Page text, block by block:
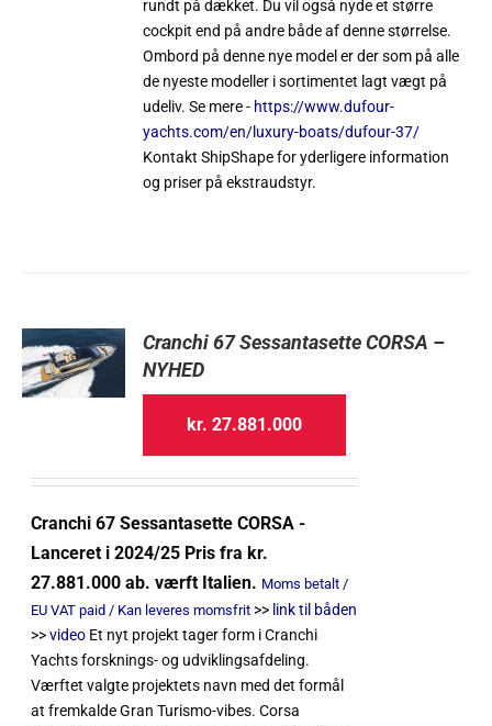
rundt på dækket. Du vil også nyde et større
cockpit end på andre både af denne størrelse.
Ombord på denne nye model er der som på alle
de nyeste modeller i sortimentet lagt vægt på
udeliv. Se mere - https://www.dufour-
yachts.com/en/luxury-boats/dufour-37/
Kontakt ShipShape for yderligere information
og priser på ekstraudstyr.
Cranchi 67 Sessantasette CORSA –
NYHED
kr. 27.881.000
Cranchi 67 Sessantasette CORSA -
Lanceret i 2024/25 Pris fra kr.
27.881.000 ab. værft Italien. Moms betalt /
EU VAT paid / Kan leveres momsfrit >> link til båden
>>video Et nyt projekt tager form i Cranchi
Yachts forsknings- og udviklingsafdeling.
Værftet valgte projektets navn med det formål
at fremkalde Gran Turismo-vibes. Corsa